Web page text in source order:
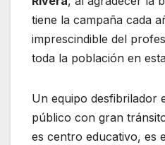
tiene la campaña cada
imprescindible del
toda la población en
Un equipo desfibrilador
público con gran
es centro educativo, es